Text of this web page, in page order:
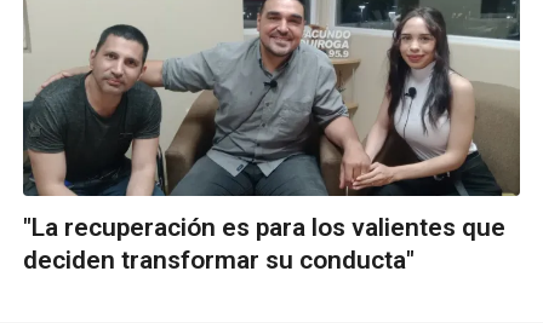
"La recuperación es para los valientes que
deciden transformar su conducta"